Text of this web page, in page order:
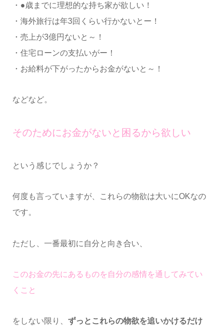
・●歳までに理想的な持ち家が欲しい！
・海外旅行は年3回くらい行かないとー！
・売上が3億円ないと～！
・住宅ローンの支払いがー！
・お給料が下がったからお金がないと～！
などなど。
そのためにお金がないと困るから欲しい
という感じでしょうか？
何度も言っていますが、これらの物欲は大いにOKなの
です。
ただし、一番最初に自分と向き合い、
このお金の先にあるものを自分の感情を通してみてい
くこと
をしない限り、 ずっとこれらの物欲を追いかけるだけ